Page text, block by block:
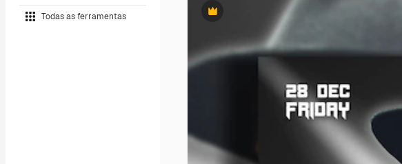
Todas as ferramentas Premium